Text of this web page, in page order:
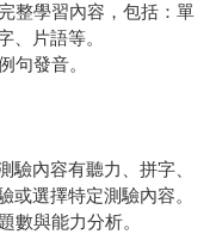
整學習內容，包括：單
、片語等。
句發音。
驗內容有聽力、拼字、
或選擇特定測驗內容。
數與能力分析。